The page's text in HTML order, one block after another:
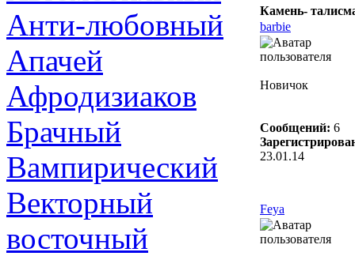
Анти-любовный
Апачей
Афродизиаков
Брачный
Вампирический
Векторный
восточный
Камень-
barbie
Новичок
Сообщений: 6
23.01.14
Feya